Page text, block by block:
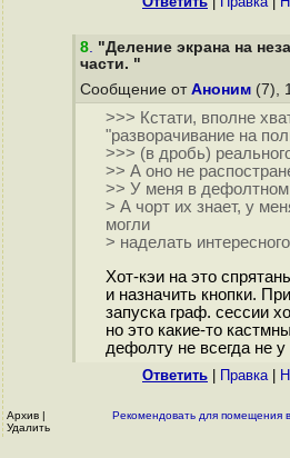
8. "Деление экрана на
части. "
Сообщение от Аноним (7),
>>> Кстати, вполне
"разворачивание на
>>> (в дробь)
>> А оно не
>> У меня в
> А чорт их знает, у
могли
> наделать
Хот-кэи на это
и назначить кнопки.
запуска граф. сессии
но это какие-то
дефолту не всегда не
Ответить Правка|
Архив |
Удалить
Рекомендовать для помещения